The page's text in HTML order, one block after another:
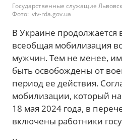
Государственные служащие
Фото: lviv-rda.gov.ua
В Украине
всеобщая мобилизация
мужчин. Тем не менее,
быть освобождены от
период ее действия.
мобилизации, который
18 мая 2024 года, в
включены работники